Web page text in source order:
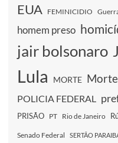
EUA FEMINICIDIO
homem preso
jair bolsonaro
Lula MORTE
POLICIA FEDERAL
PRISÃO PT Rio de Janeiro
Senado Federal SERTÃO